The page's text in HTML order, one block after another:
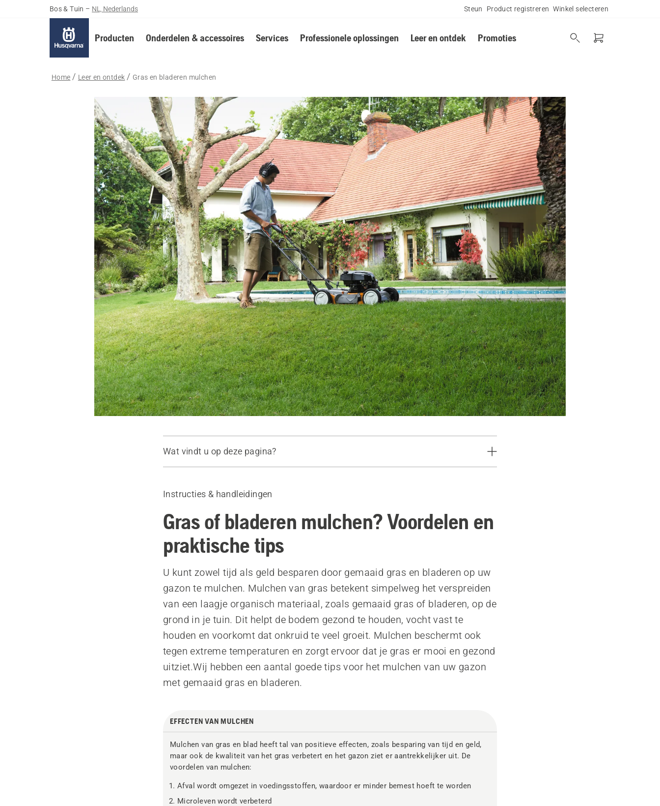
Bos & Tuin – NL, Nederlands Steun Product registreren Winkel selecteren
Producten Onderdelen & accessoires Services Professionele oplossingen Leer en ontdek Promoties
Home Leer en ontdek Gras en bladeren mulchen
Wat vindt u op deze pagina?
Effecten van mulchen
Hoe u de mulchkit installeert op uw Husqvarna-gazonmaaier
Wanneer blad bij elkaar harken
Blad mulchen in verschillende delen van de wereld
Aanbevolen producten
Instructies & handleidingen
Gras of bladeren mulchen? Voordelen en
praktische tips
U kunt zowel tijd als geld besparen door gemaaid gras en bladeren op uw
gazon te mulchen. Mulchen van gras betekent simpelweg het verspreiden
van een laagje organisch materiaal, zoals gemaaid gras of bladeren, op de
grond in je tuin. Dit helpt de bodem gezond te houden, vocht vast te
houden en voorkomt dat onkruid te veel groeit. Mulchen beschermt ook
tegen extreme temperaturen en zorgt ervoor dat je gras er mooi en gezond
uitziet.Wij hebben een aantal goede tips voor het mulchen van uw gazon
met gemaaid gras en bladeren.
EFFECTEN VAN MULCHEN
Mulchen van gras en blad heeft tal van positieve effecten, zoals besparing van tijd en geld,
maar ook de kwaliteit van het gras verbetert en het gazon ziet er aantrekkelijker uit. De
voordelen van mulchen:
Afval wordt omgezet in voedingsstoffen, waardoor er minder bemest hoeft te worden
Microleven wordt verbeterd